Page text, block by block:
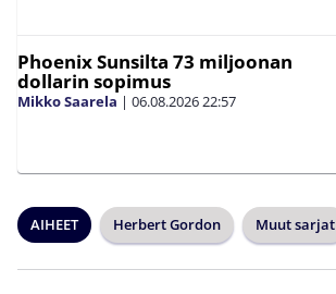
Phoenix Sunsilta 73 miljoonan
dollarin sopimus
Mikko Saarela | 06.08.202622:57
AIHEET Herbert Gordon Muut sarjat